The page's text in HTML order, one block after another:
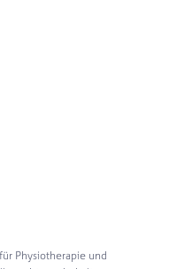
Physiotherapie und